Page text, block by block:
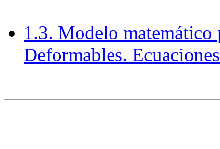
1.3. Modelo matemático
Deformables.